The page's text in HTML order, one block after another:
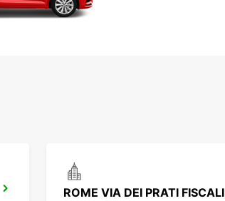
ROME VIA DEI PRATI FISCALI